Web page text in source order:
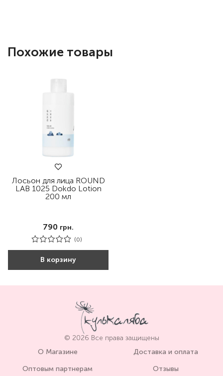
Похожие товары
Лосьон для лица ROUND
LAB 1025 Dokdo Lotion
200 мл
790 грн.
(0)
В корзину
© 2026 Все права защищены
О Магазине
Оптовым партнерам
Доставка и оплата
Отзывы